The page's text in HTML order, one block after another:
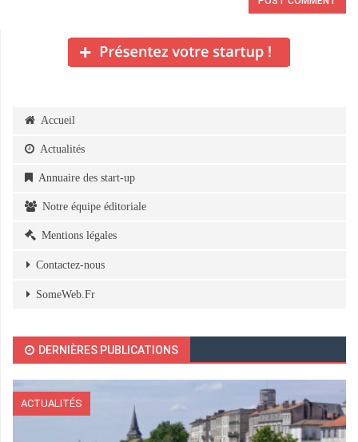
Accueil
Actualités
Annuaire des start-up
Notre équipe éditoriale
Mentions légales
Contactez-nous
SomeWeb.Fr
DERNIÈRES PUBLICATIONS
ACTUALITÉS